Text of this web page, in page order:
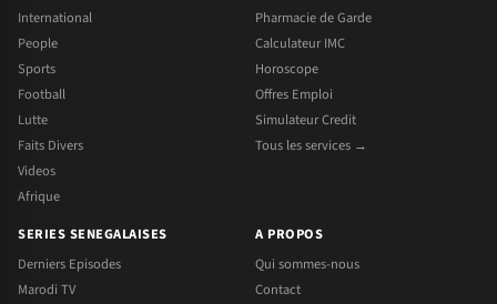
International
People
Sports
Football
Lutte
Faits Divers
Videos
Afrique
Pharmacie de Garde
Calculateur IMC
Horoscope
Offres Emploi
Simulateur Credit
Tous les services →
SERIES SENEGALAISES
Derniers Episodes
Marodi TV
A PROPOS
Qui sommes-nous
Contact